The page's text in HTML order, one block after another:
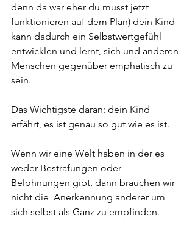
denn da war eher du musst jetzt
funktionieren auf dem Plan) dein Kind
kann dadurch ein Selbstwertgefühl
entwicklen und lernt, sich und anderen
Menschen gegenüber emphatisch zu
sein.
Das Wichtigste daran: dein Kind
erfährt, es ist genau so gut wie es ist.
Wenn wir eine Welt haben in der es
weder Bestrafungen oder
Belohnungen gibt, dann brauchen wir
nicht die  Anerkennung anderer um
sich selbst als Ganz zu empfinden.